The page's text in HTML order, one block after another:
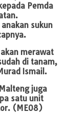
Pemda
sukun
merawat
di tanam,
Ismail.
juga
satu unit
(ME08)